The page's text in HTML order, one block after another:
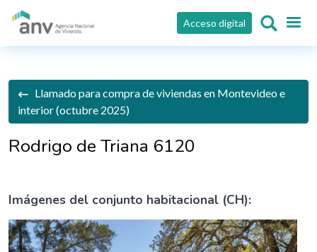
Pasar al contenido principal
Acceso digital
Llamado para compra de viviendas en Montevideo e
interior (octubre 2025)
Rodrigo de Triana 6120
Imágenes del conjunto habitacional (CH):